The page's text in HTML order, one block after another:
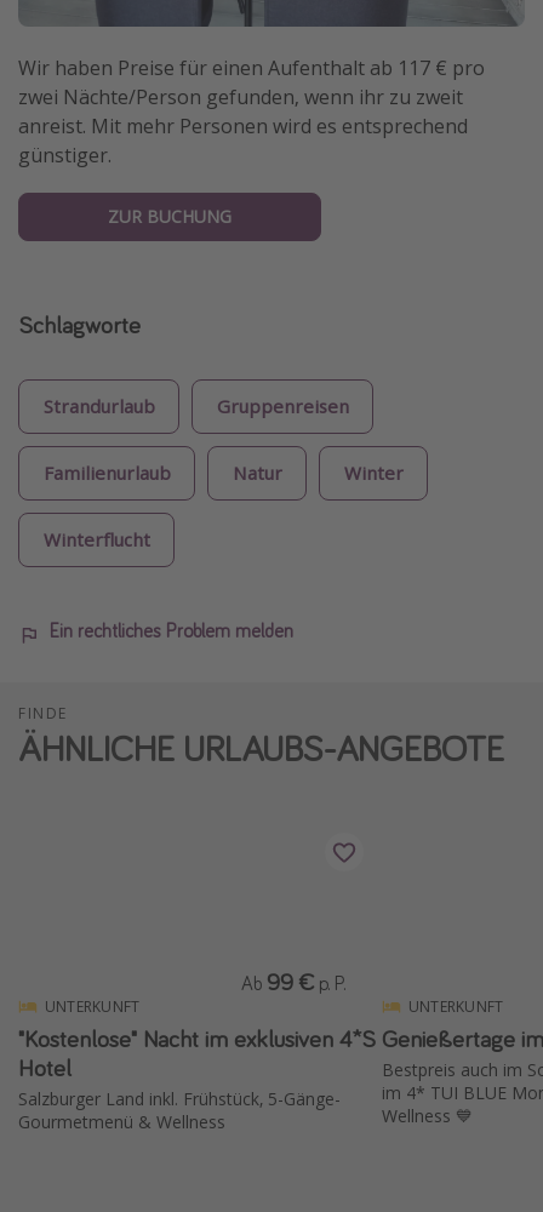
Wir haben Preise für einen Aufenthalt ab 117 € pro
zwei Nächte/Person gefunden, wenn ihr zu zweit
anreist. Mit mehr Personen wird es entsprechend
günstiger.
ZUR BUCHUNG
Schlagworte
Strandurlaub Gruppenreisen
Familienurlaub Natur Winter
Winterflucht
Ein rechtliches Problem melden
FINDE
ÄHNLICHE URLAUBS-ANGEBOTE
UNTERKUNFT
"Kostenlose" Nacht im exklusiven 4*S
Hotel
Salzburger Land inkl. Frühstück, 5-Gänge-
Gourmetmenü & Wellness
Ab 99 € p. P.
UNTERKUNFT
Genießertage
Bestpreis auch im
im 4* TUI BLUE
Wellness 💙